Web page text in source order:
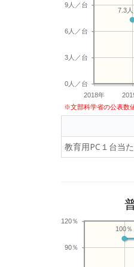
2018年
0人／台
3人／台
6人／台
9人／台
7.3
※文部科学省の公表数
教育用PC１台当
90％
120％
100％